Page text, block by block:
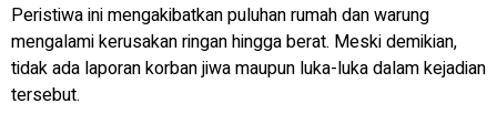
Peristiwa ini mengakibatkan puluhan rumah dan warung
mengalami kerusakan ringan hingga berat. Meski demikian,
tidak ada laporan korban jiwa maupun luka-luka dalam kejadian
tersebut.